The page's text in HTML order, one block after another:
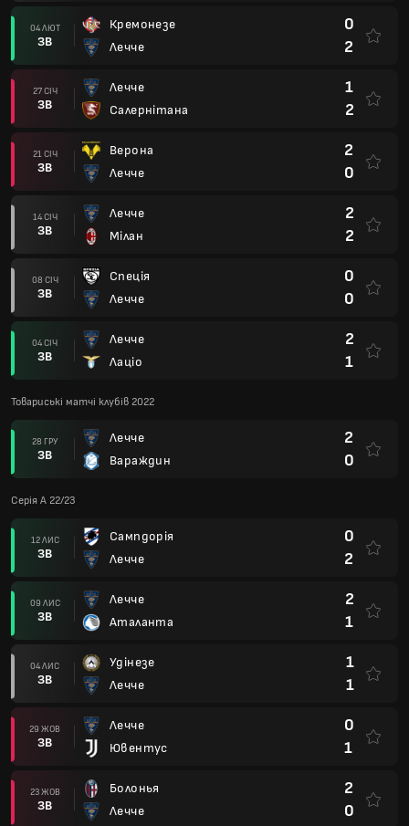
04 ЛЮТ
ЗВ
Кремонезе
Лечче
0
2
27 СІЧ
ЗВ
Лечче
Салернітана
1
2
21 СІЧ
ЗВ
Верона
Лечче
2
0
14 СІЧ
ЗВ
Лечче
Мілан
2
2
08 СІЧ
ЗВ
Спеція
Лечче
0
0
04 СІЧ
ЗВ
Лечче
Лаціо
2
1
Товариські матчі клубів 2022
28 ГРУ
ЗВ
Лечче
Вараждин
2
0
Серія А 22/23
12 ЛИС
ЗВ
Сампдорія
Лечче
0
2
09 ЛИС
ЗВ
Лечче
Аталанта
2
1
04 ЛИС
ЗВ
Удінезе
Лечче
1
1
29 ЖОВ
ЗВ
Лечче
Ювентус
0
1
23 ЖОВ
ЗВ
Болонья
Лечче
2
0